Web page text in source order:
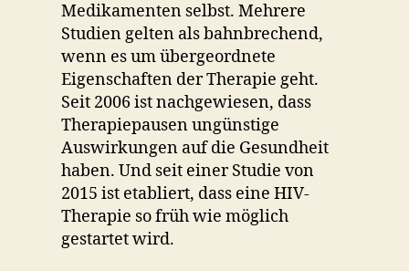
Medikamenten selbst. Mehrere
Studien gelten als bahnbrechend,
wenn es um übergeordnete
Eigenschaften der Therapie geht.
Seit 2006 ist nachgewiesen, dass
Therapiepausen ungünstige
Auswirkungen auf die Gesundheit
haben. Und seit einer Studie von
2015 ist etabliert, dass eine HIV-
Therapie so früh wie möglich
gestartet wird.